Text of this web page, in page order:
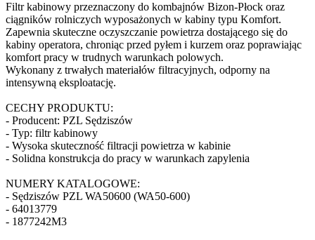
Filtr kabinowy przeznaczony do kombajnów Bizon-Płock oraz
ciągników rolniczych wyposażonych w kabiny typu Komfort.
Zapewnia skuteczne oczyszczanie powietrza dostającego się do
kabiny operatora, chroniąc przed pyłem i kurzem oraz poprawiając
komfort pracy w trudnych warunkach polowych.
Wykonany z trwałych materiałów filtracyjnych, odporny na
intensywną eksploatację.
CECHY PRODUKTU:
- Producent: PZL Sędziszów
- Typ: filtr kabinowy
- Wysoka skuteczność filtracji powietrza w kabinie
- Solidna konstrukcja do pracy w warunkach zapylenia
NUMERY KATALOGOWE:
- Sędziszów PZL WA50600 (WA50-600)
- 64013779
- 1877242M3